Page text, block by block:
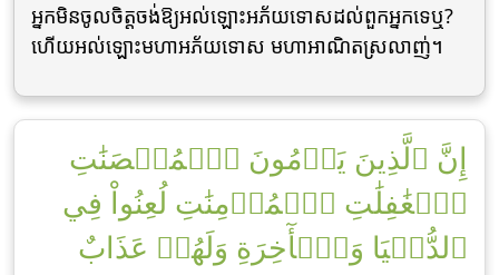
អ្នកមិនចូលចិត្តចង់ឱ្យអល់ឡោះអភ័យទោសដល់ពួកអ្នកទេឬ?
ហើយអល់ឡោះមហាអភ័យទោស មហាអាណិតស្រលាញ់។
إِنَّ ٱلَّذِينَ يَرۡمُونَ ٱلۡمُحۡصَنَٰتِ
ٱلۡغَٰفِلَٰتِ ٱلۡمُؤۡمِنَٰتِ لُعِنُواْ فِي
ٱلدُّنۡيَا وَٱلۡأٓخِرَةِ وَلَهُمۡ عَذَابٌ